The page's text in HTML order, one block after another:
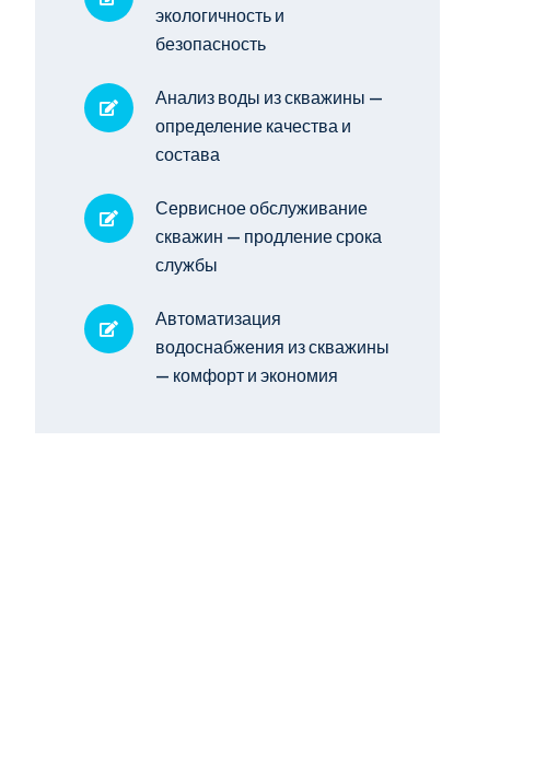
экологичность и
безопасность
Анализ воды из скважины —
определение качества и
состава
Сервисное обслуживание
скважин — продление срока
службы
Автоматизация
водоснабжения из скважины
— комфорт и экономия